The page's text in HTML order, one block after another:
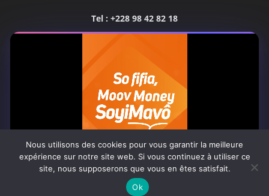
Tel : +228 98 42 82 18
SUIVEZ NOUS
Africa-Newsroom Contact Activités du site
© Copyright 2025 Togo Post | Tous droits réservés
Nous utilisons des cookies pour vous garantir la meilleure
expérience sur notre site web. Si vous continuez à utiliser ce
site, nous supposerons que vous en êtes satisfait.
Ok